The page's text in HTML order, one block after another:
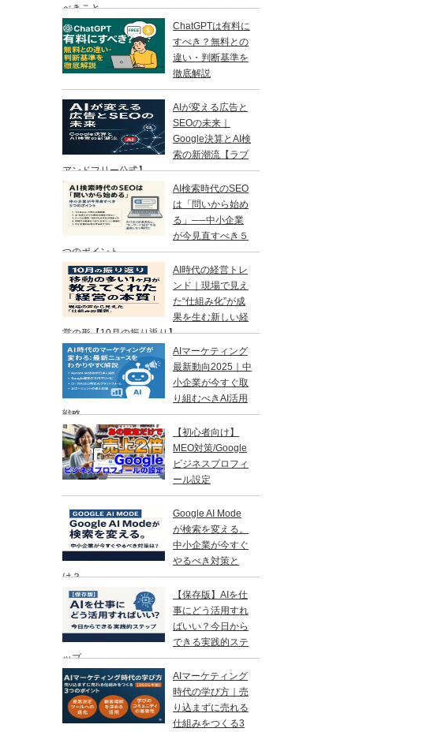
べきこと
ChatGPTは有料に
すべき？無料との
違い・判断基準を
徹底解説
AIが変える広告と
SEOの未来｜
Google決算とAI検
索の新潮流【ラブ
アンドフリー公式】
AI検索時代のSEO
は「問いから始め
る」──中小企業
が今見直すべき５
つのポイント
AI時代の経営トレ
ンド｜現場で見え
た“仕組み化”が成
果を生む新しい経
営の形【10月の振り返り】
AIマーケティング
最新動向2025｜中
小企業が今すぐ取
り組むべきAI活用
戦略
【初心者向け】
MEO対策/Google
ビジネスプロフィ
ール設定
Google AI Mode
が検索を変える。
中小企業が今すぐ
やるべき対策と
は？
【保存版】AIを仕
事にどう活用すれ
ばいい？今日から
できる実践的ステ
ップ
AIマーケティング
時代の学び方｜売
り込まずに売れる
仕組みをつくる3